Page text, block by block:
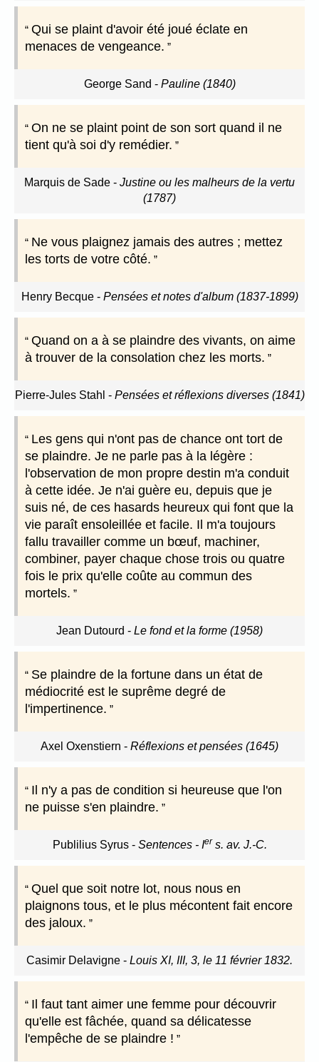
Qui se plaint d'avoir été joué éclate en
menaces de vengeance.
George Sand - Pauline (1840)
On ne se plaint point de son sort quand il ne
tient qu'à soi d'y remédier.
Marquis de Sade - Justine ou les malheurs de la vertu
(1787)
Ne vous plaignez jamais des autres ; mettez
les torts de votre côté.
Henry Becque- Pensées et notes d'album (1837-1899)
Quand on a à se plaindre des vivants, on aime
à trouver de la consolation chez les morts.
Pierre-Jules Stahl - Pensées et réflexions diverses (1841)
Les gens qui n'ont pas de chance ont tort de
se plaindre. Je ne parle pas à la légère :
l'observation de mon propre destin m'a conduit
à cette idée. Je n'ai guère eu, depuis que je
suis né, de ces hasards heureux qui font que la
vie paraît ensoleillée et facile. Il m'a toujours
fallu travailler comme un bœuf, machiner,
combiner, payer chaque chose trois ou quatre
fois le prix qu'elle coûte au commun des
mortels.
Jean Dutourd - Le fond et la forme (1958)
Se plaindre de la fortune dans un état de
médiocrité est le suprême degré de
l'impertinence.
Axel Oxenstiern - Réflexions et pensées (1645)
Il n'y a pas de condition si heureuse que l'on
ne puisse s'en plaindre.
Publilius Syrus- Sentences - Ier s. av. J.-C.
Quel que soit notre lot, nous nous en
plaignons tous, et le plus mécontent fait encore
des jaloux.
Casimir Delavigne - Louis XI, III, 3, le 11 février 1832.
Il faut tant aimer une femme pour découvrir
qu'elle est fâchée, quand sa délicatesse
l'empêche de se plaindre !